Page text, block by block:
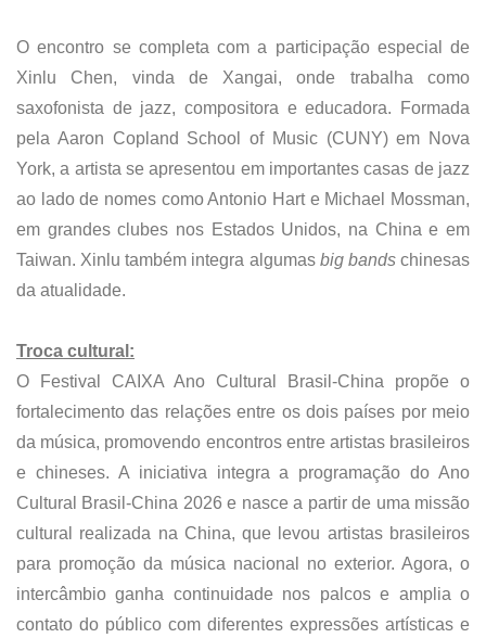
O encontro se completa com a participação especial de
Xinlu Chen, vinda de Xangai, onde trabalha como
saxofonista de jazz, compositora e educadora. Formada
pela Aaron Copland School of Music (CUNY) em Nova
York, a artista se apresentou em importantes casas de jazz
ao lado de nomes como Antonio Hart e Michael Mossman,
em grandes clubes nos Estados Unidos, na China e em
Taiwan. Xinlu também integra algumas big bandschinesas
da atualidade.
Troca cultural:
O Festival CAIXA Ano Cultural Brasil-China propõe o
fortalecimento das relações entre os dois países por meio
da música, promovendo encontros entre artistas brasileiros
e chineses. A iniciativa integra a programação do Ano
Cultural Brasil-China 2026 e nasce a partir de uma missão
cultural realizada na China, que levou artistas brasileiros
para promoção da música nacional no exterior. Agora, o
intercâmbio ganha continuidade nos palcos e amplia o
contato do público com diferentes expressões artísticas e